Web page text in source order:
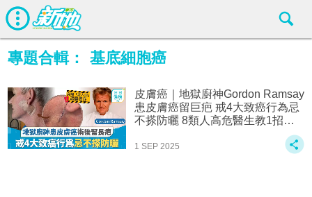
專題合輯： 基底細胞癌
皮膚癌｜地獄廚神Gordon Ramsay
患皮膚癌留巨疤 戒4大致癌行為忌
不搽防曬 8類人高危醫生教1招自
1 SEP 2025